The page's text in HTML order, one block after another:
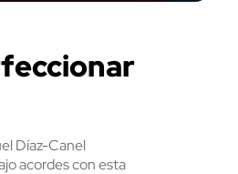
Díaz-Canel
acordes con esta